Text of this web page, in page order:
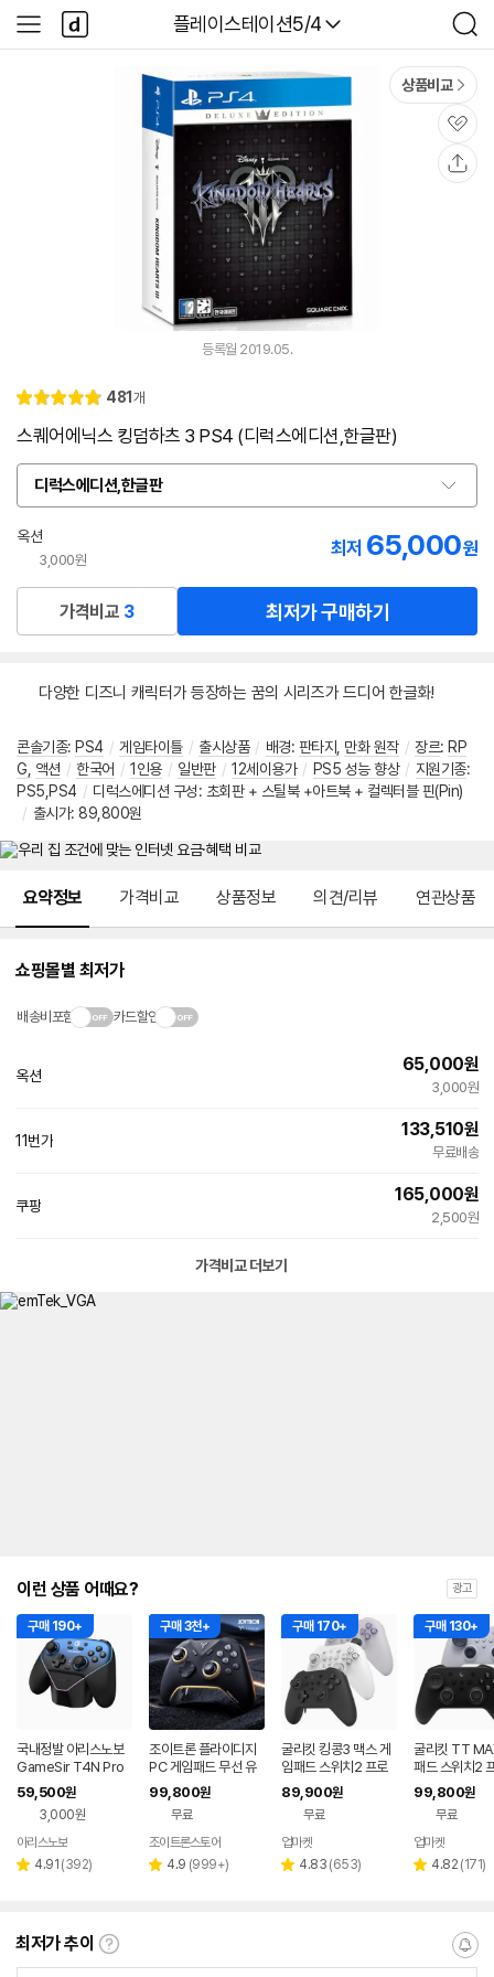
다나와
플레이스테이션5/4
검
색
사
이
다
나
와
상품비교
관
심
등록월 2019.05.
별
4.
리
481 개
스퀘어에닉스 킹덤하츠 3 PS4 (디럭스에디션,한글판)
디럭스에디션,한글판
옵
션
선
택
옥션
3,000원
최저 65,000원
가격비교 3 최저가 구매하기
다양한 디즈니 캐릭터가 등장하는 꿈의 시리즈가 드디어 한글화!
콘솔기종: PS4 / 게임타이틀 / 출시상품 / 배경: 판타지 만화 원작 / 장르: RP
G 액션 / 한국어 / 1인용 / 일반판 / 12세이용가 / PS5 성능 향상 / 지원기종:
PS5,PS4 / 디럭스에디션 구성: 초회판 + 스틸북 +아트북 + 컬렉터블 핀(Pin)
/ 출시가: 89,800원
요약정보 가격비교 상품정보 의견/리뷰 연관상품
쇼핑몰별 최저가
배송비포함 카드할인
옥션
65,000원
3,000원
11번가
133,510원
무료배송
쿠팡
165,000원
2,500원
가격비교 더보기
이런 상품 어때요? 광고
구매 190+
국내정발 아리스노보
GameSir T4N Pro
슈퍼노바 무선 게임써
블루투스 게임패드
59,500원
3,000원
페이
아리스노보
별 4.91 리
(392)
구매 3천+
조이트론 플라이디지
PC 게임패드 무선 유
선 모바일 컨트롤러 베
이더5 프로 붉은사막
99,800원
무료
조이트론스토어
별 4.9 리
(999+)
구매 170+
굴리킷 킹콩3 맥스 게
임패드 스위치2 프로
콘 PC 스팀 모바일 컨
트롤러 KK3 MAX
89,900원
무료
페이
업마켓
별 4.83 리
(653)
구매 130+
굴리킷 TT
패드 스위치2
PC 스팀 모바
롤러
99,800원
무료
페이
업마켓
별 4.82 리
(171)
최저가 추이
최
알